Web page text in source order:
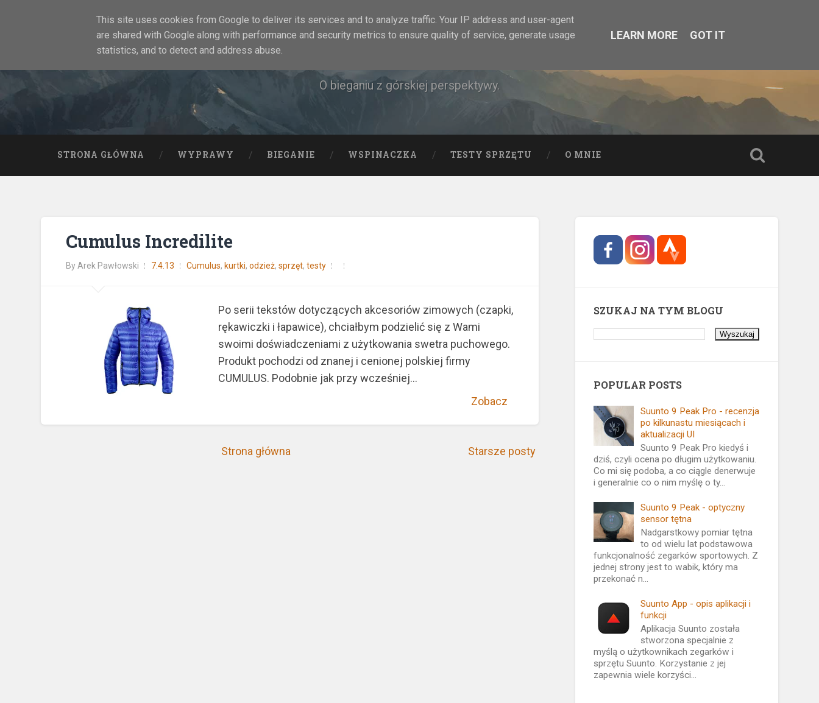
Rock&Run
O bieganiu z górskiej perspektywy.
STRONA GŁÓWNA WYPRAWY BIEGANIE WSPINACZKA TESTY SPRZĘTU O MNIE
Cumulus Incredilite
By Arek Pawłowski 7.4.13 Cumulus, kurtki,odzież,sprzęt,testy
Po serii tekstów dotyczących akcesoriów zimowych (czapki,
rękawiczki i łapawice), chciałbym podzielić się z Wami
swoimi doświadczeniami z użytkowania swetra puchowego.
Produkt pochodzi od znanej i cenionej polskiej firmy
CUMULUS. Podobnie jak przy wcześniej...
Zobacz
Starsze posty
Strona główna
SZUKAJ NA TYM BLOGU
POPULAR POSTS
Suunto 9 Peak Pro - recenzja
po kilkunastu miesiącach i
aktualizacji UI
Suunto 9 Peak Pro kiedyś i
dziś, czyli ocena po długim użytkowaniu.
Co mi się podoba, a co ciągle denerwuje
i generalnie co o nim myślę o ty...
Suunto 9 Peak - optyczny
sensor tętna
Nadgarstkowy pomiar tętna
to od wielu lat podstawowa
funkcjonalność zegarków sportowych. Z
jednej strony jest to wabik, który ma
przekonać n...
Suunto App - opis aplikacji i
funkcji
Aplikacja Suunto została
stworzona specjalnie z
myślą o użytkownikach zegarków i
sprzętu Suunto. Korzystanie z jej
zapewnia wiele korzyści...
This site uses cookies from Google to deliver its services and to analyze traffic. Your IP address and user-agent
are shared with Google along with performance and security metrics to ensure quality of service, generate usage
statistics, and to detect and address abuse.
LEARN MORE GOT IT